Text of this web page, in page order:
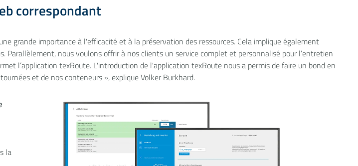
correspondant
grande importance à l'efficacité et à la préservation des ressources. Cela implique également
nous voulons offrir à nos clients un service complet et personnalisé pour l’entretien
l’application texRoute. L'introduction de l'application texRoute nous a permis de faire un bond en
et de nos conteneurs », explique Volker Burkhard.
la